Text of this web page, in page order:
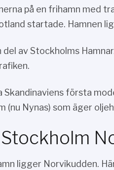
på en frihamn med
startade. Hamnen
del av Stockholms
Skandinaviens första
(nu Nynas) som äger
ligger Norvikudden.